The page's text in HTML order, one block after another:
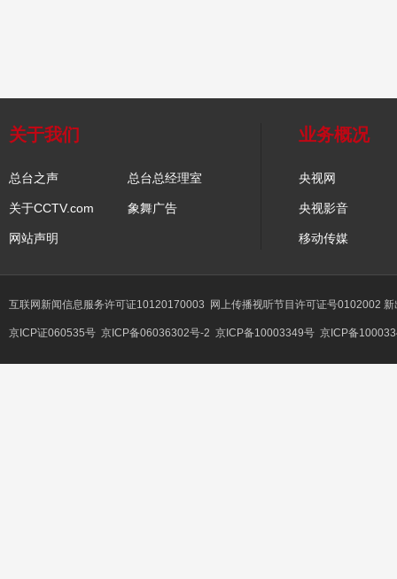
关于我们
总台之声 总台总经理室
关于CCTV.com 象舞广告
网站声明
业务概况
央视网
央视影音
移动传媒
互联网新闻信息服务许可证10120170003 网上传播视听节目许可证号0102002
京ICP证060535号 京ICP备06036302号-2 京ICP备10003349号 京ICP备